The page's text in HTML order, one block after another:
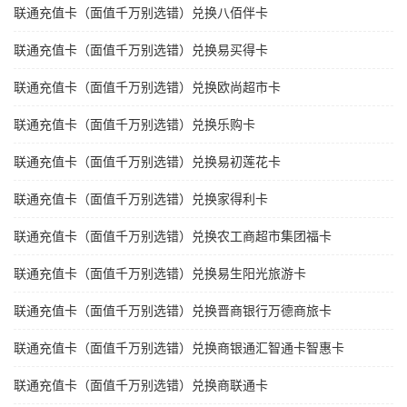
联通充值卡（面值千万别选错）兑换八佰伴卡
联通充值卡（面值千万别选错）兑换易买得卡
联通充值卡（面值千万别选错）兑换欧尚超市卡
联通充值卡（面值千万别选错）兑换乐购卡
联通充值卡（面值千万别选错）兑换易初莲花卡
联通充值卡（面值千万别选错）兑换家得利卡
联通充值卡（面值千万别选错）兑换农工商超市集团福卡
联通充值卡（面值千万别选错）兑换易生阳光旅游卡
联通充值卡（面值千万别选错）兑换晋商银行万德商旅卡
联通充值卡（面值千万别选错）兑换商银通汇智通卡智惠卡
联通充值卡（面值千万别选错）兑换商联通卡